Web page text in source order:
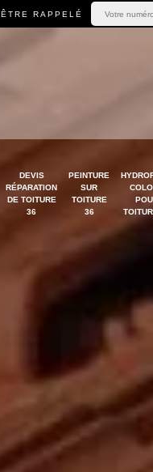
ÊTRE RAPPELÉ
DEVIS
RÉPARATION
DE TOITURE
36
PEINTURE
SUR
TOITURE
36